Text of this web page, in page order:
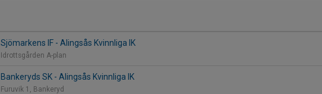
Sjömarkens IF - Alingsås Kvinnliga IK
Idrottsgården A-plan
Bankeryds SK - Alingsås Kvinnliga IK
Furuvik 1, Bankeryd